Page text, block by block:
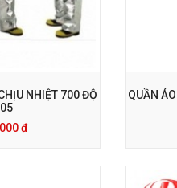
NHIỆT 700 ĐỘ
đ
114
QUẦN